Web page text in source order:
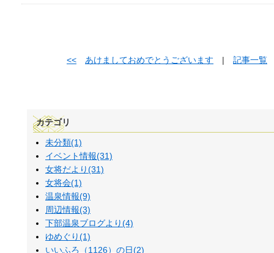
<< あけましておめでとうございます | 記事一覧
カテゴリ
未分類(1)
イベント情報(31)
女将だより(31)
女将会(1)
温泉情報(9)
周辺情報(3)
下部温泉ブログより(4)
ゆめぐり(1)
いいふろ（1126）の日(2)